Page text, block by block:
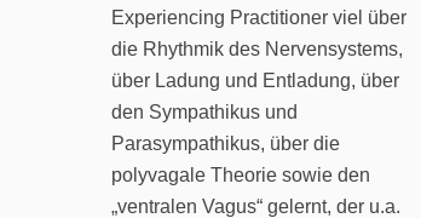
Experiencing Practitioner viel über
die Rhythmik des Nervensystems,
über Ladung und Entladung, über
den Sympathikus und
Parasympathikus, über die
polyvagale Theorie sowie den
„ventralen Vagus“ gelernt, der u.a.